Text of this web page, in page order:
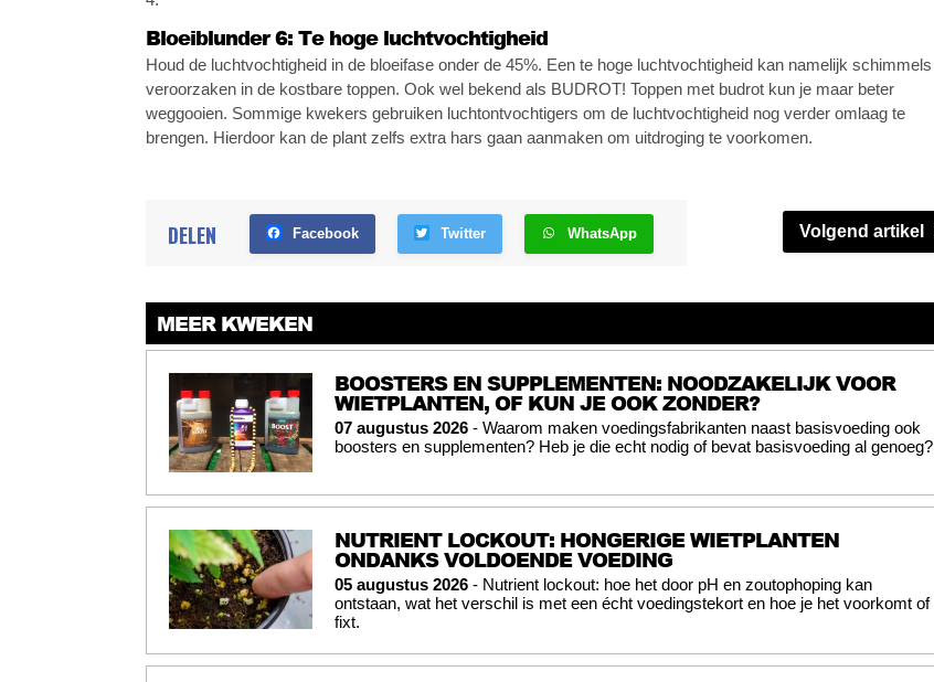
Bloeiblunder 6: Te hoge luchtvochtigheid
Houd de luchtvochtigheid in de bloeifase onder de 45%. Een te hoge luchtvochtigheid kan namelijk schimmels
veroorzaken in de kostbare toppen. Ook wel bekend als BUDROT! Toppen met budrot kun je maar beter
weggooien. Sommige kwekers gebruiken luchtontvochtigers om de luchtvochtigheid nog verder omlaag te
brengen. Hierdoor kan de plant zelfs extra hars gaan aanmaken om uitdroging te voorkomen.
DELEN Facebook Twitter WhatsApp Volgend artikel
MEER KWEKEN
BOOSTERS EN SUPPLEMENTEN: NOODZAKELIJK VOOR
WIETPLANTEN, OF KUN JE OOK ZONDER?
07 augustus 2026 - Waarom maken voedingsfabrikanten naast basisvoeding ook
boosters en supplementen? Heb je die echt nodig of bevat basisvoeding al genoeg?
NUTRIENT LOCKOUT: HONGERIGE WIETPLANTEN
ONDANKS VOLDOENDE VOEDING
05 augustus 2026 - Nutrient lockout: hoe het door pH en zoutophoping kan
ontstaan, wat het verschil is met een écht voedingstekort en hoe je het voorkomt of
fixt.